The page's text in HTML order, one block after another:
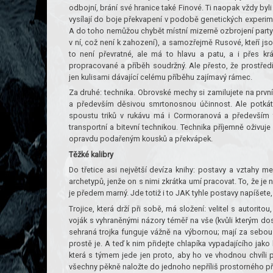
odbojní, brání své hranice také Finové. Ti naopak vždy
vysílají do boje překvapení v podobě genetických
A do toho nemůžou chybět místní mizerně ozbrojení
v ní, což není k zahození), a samozřejmě Rusové, kteří
to není převratné, ale má to hlavu a patu, a i přes
propracované a příběh soudržný. Ale přesto, že
jen kulisami dávající celému příběhu zajímavý rámec.
Za druhé: technika. Obrovské mechy si zamilujete na
a především děsivou smrtonosnou účinnost. Ale
spoustu triků v rukávu má i Cormoranová a
transportní a bitevní technikou. Technika příjemně
opravdu podařeným kousků a překvápek.
Těžké kalibry
Do třetice asi největší devíza knihy: postavy a vztahy
archetypů, jenže on s nimi zkrátka umí pracovat. To, že
je předem marný. Jde totiž i to JAK tyhle postavy
Trojice, která drží při sobě, má složení: velitel s
voják s vyhraněnými názory téměř na vše (kvůli kterým
sehraná trojka funguje vážně na výbornou; mají za
prostě je. A teď k nim přidejte chlapíka vypadajícího
která s týmem jede jen proto, aby ho ve vhodnou
všechny pěkně naložte do jednoho nepříliš prostorného